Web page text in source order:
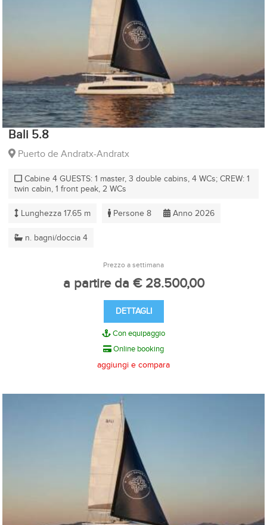
Bali 5.8
Puerto de Andratx-Andratx
Cabine 4 GUESTS: 1 master, 3 double cabins, 4 WCs; CREW: 1
twin cabin, 1 front peak, 2 WCs
Lunghezza 17.65 m Persone 8 Anno 2026
n. bagni/doccia 4
Prezzo a settimana
a partire da € 28.500,00
DETTAGLI
Con equipaggio
Online booking
aggiungi e compara